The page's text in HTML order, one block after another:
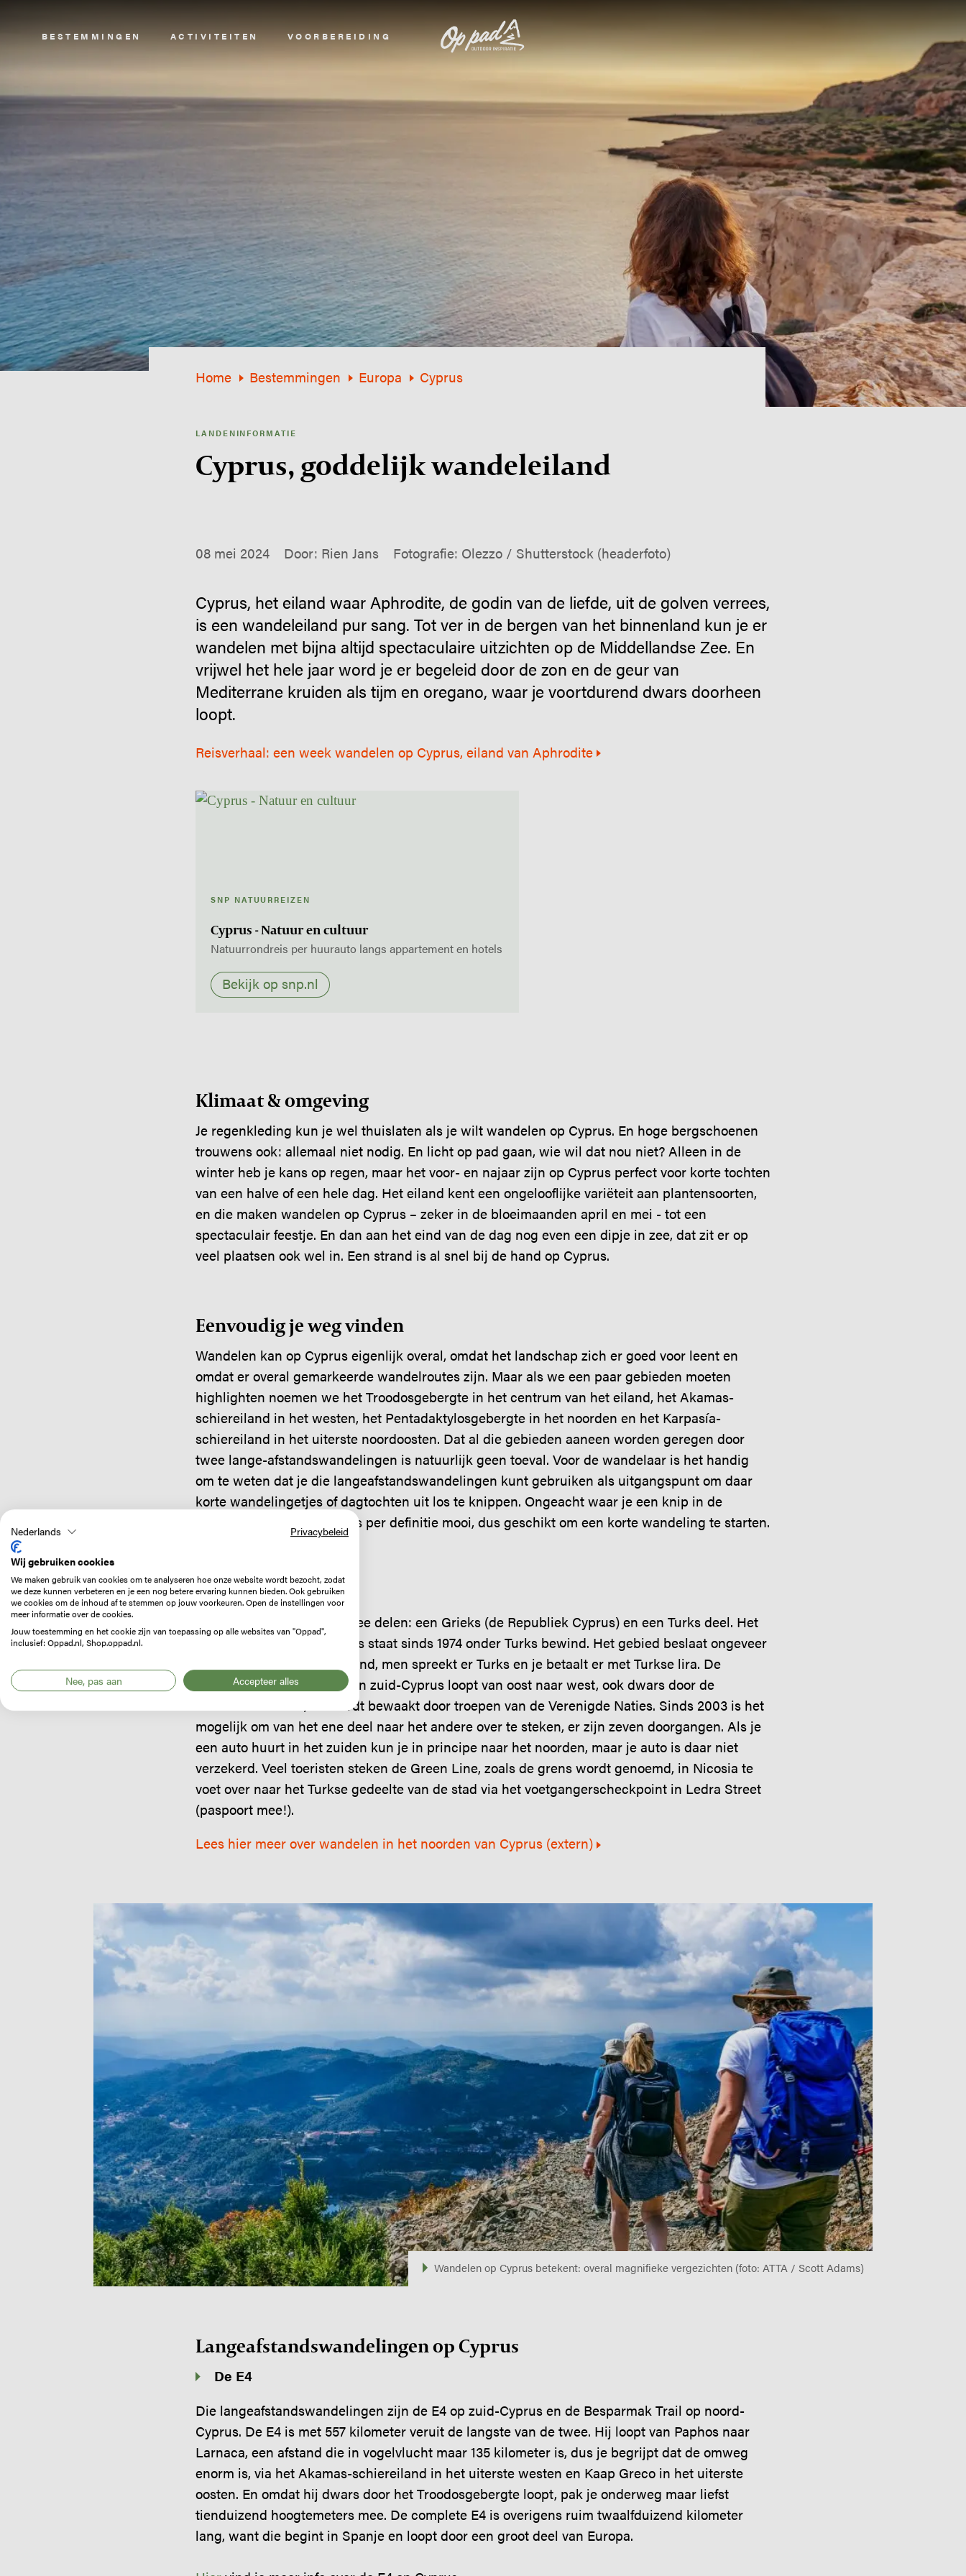
BESTEMMINGEN ACTIVITEITEN VOORBEREIDING
Home Bestemmingen Europa Cyprus
LANDENINFORMATIE
Cyprus, goddelijk wande­lei­land
08 mei 2024 Door: Rien Jans Fotografie: Olezzo / Shutterstock (headerfoto)
SNP NATUURREIZEN
Cyprus - Natuur en cultuur
Natuurrondreis per huurauto langs appartement en hotels
Bekijk op snp.nl
Cyprus, het eiland waar Aphrodite, de godin van de liefde, uit de golven verrees,
is een wandeleiland pur sang. Tot ver in de bergen van het binnenland kun je er
wandelen met bijna altijd spectaculaire uitzichten op de Middellandse Zee. En
vrijwel het hele jaar word je er begeleid door de zon en de geur van
Mediterrane kruiden als tijm en oregano, waar je voortdurend dwars doorheen
loopt.
Reisverhaal: een week wandelen op Cyprus, eiland van Aphrodite
Klimaat & omgeving
Je regenkleding kun je wel thuislaten als je wilt wandelen op Cyprus. En hoge bergschoenen
trouwens ook: allemaal niet nodig. En licht op pad gaan, wie wil dat nou niet? Alleen in de
winter heb je kans op regen, maar het voor- en najaar zijn op Cyprus perfect voor korte tochten
van een halve of een hele dag. Het eiland kent een ongelooflijke variëteit aan plantensoorten,
en die maken wandelen op Cyprus – zeker in de bloeimaanden april en mei - tot een
spectaculair feestje. En dan aan het eind van de dag nog even een dipje in zee, dat zit er op
veel plaatsen ook wel in. Een strand is al snel bij de hand op Cyprus.
Eenvoudig je weg vinden
Wandelen kan op Cyprus eigenlijk overal, omdat het landschap zich er goed voor leent en
omdat er overal gemarkeerde wandelroutes zijn. Maar als we een paar gebieden moeten
highlighten noemen we het Troodosgebergte in het centrum van het eiland, het Akamas-
schiereiland in het westen, het Pentadaktylosgebergte in het noorden en het Karpasía-
schiereiland in het uiterste noordoosten. Dat al die gebieden aaneen worden geregen door
twee lange-afstandswandelingen is natuurlijk geen toeval. Voor de wandelaar is het handig
om te weten dat je die langeafstandswandelingen kunt gebruiken als uitgangspunt om daar
korte wandelingetjes of dagtochten uit los te knippen. Ongeacht waar je een knip in de
hoofdroute zet, de locatie is per definitie mooi, dus geschikt om een korte wandeling te starten.
Noord-Cyprus
Cyprus is opgesplitst in twee delen: een Grieks (de Republiek Cyprus) en een Turks deel. Het
noordelijke deel van Cyprus staat sinds 1974 onder Turks bewind. Het gebied beslaat ongeveer
een derde deel van het eiland, men spreekt er Turks en je betaalt er met Turkse lira. De
bufferzone tussen noord- en zuid-Cyprus loopt van oost naar west, ook dwars door de
hoofdstad Nicosia, en wordt bewaakt door troepen van de Verenigde Naties. Sinds 2003 is het
mogelijk om van het ene deel naar het andere over te steken, er zijn zeven doorgangen. Als je
een auto huurt in het zuiden kun je in principe naar het noorden, maar je auto is daar niet
verzekerd. Veel toeristen steken de Green Line, zoals de grens wordt genoemd, in Nicosia te
voet over naar het Turkse gedeelte van de stad via het voetgangerscheckpoint in Ledra Street
(paspoort mee!).
Lees hier meer over wandelen in het noorden van Cyprus (extern)
Wandelen op Cyprus betekent: overal magnifieke vergezichten (foto: ATTA / Scott Adams)
Langeafstandswandelingen op Cyprus
De E4
Die langeafstandswandelingen zijn de E4 op zuid-Cyprus en de Besparmak Trail op noord-
Cyprus. De E4 is met 557 kilometer veruit de langste van de twee. Hij loopt van Paphos naar
Larnaca, een afstand die in vogelvlucht maar 135 kilometer is, dus je begrijpt dat de omweg
enorm is, via het Akamas-schiereiland in het uiterste westen en Kaap Greco in het uiterste
oosten. En omdat hij dwars door het Troodosgebergte loopt, pak je onderweg maar liefst
tienduizend hoogtemeters mee. De complete E4 is overigens ruim twaalfduizend kilometer
lang, want die begint in Spanje en loopt door een groot deel van Europa.
Nederlands Privacybeleid
Wij gebruiken cookies
We maken gebruik van cookies om te analyseren hoe onze website wordt bezocht, zodat
we deze kunnen verbeteren en je een nog betere ervaring kunnen bieden. Ook gebruiken
we cookies om de inhoud af te stemmen op jouw voorkeuren. Open de instellingen voor
meer informatie over de cookies.
Jouw toestemming en het cookie zijn van toepassing op alle websites van "Oppad",
inclusief: Oppad.nl, Shop.oppad.nl.
Nee, pas aan Accepteer alles